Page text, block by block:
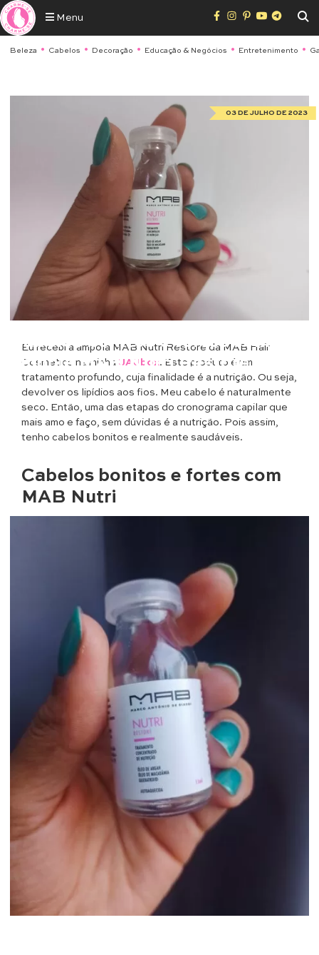
Menu
Beleza Cabelos Decoração Educação & Negócios Entretenimento
Cabelos bonitos e fortes com
ampola MAB Nutri Restore
03 DE JULHO DE 2023
Eu recebi a ampola MAB Nutri Restore da MAB Hair
Cosmetics na minha UAUbox. Este produto é um
tratamento profundo, cuja finalidade é a nutrição. Ou seja,
devolver os lipídios aos fios. Meu cabelo é naturalmente
seco. Então, uma das etapas do cronograma capilar que
mais amo e faço, sem dúvidas é a nutrição. Pois assim,
tenho cabelos bonitos e realmente saudáveis.
Cabelos bonitos e fortes com
MAB Nutri